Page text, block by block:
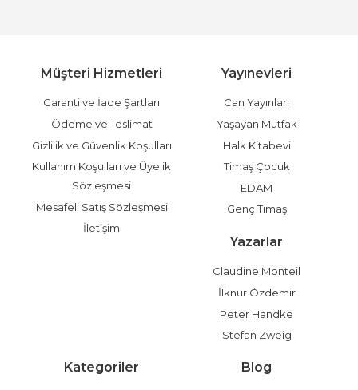
Müşteri Hizmetleri
Garanti ve İade Şartları
Ödeme ve Teslimat
Gizlilik ve Güvenlik Koşulları
Kullanım Koşulları ve Üyelik
Sözleşmesi
Mesafeli Satış Sözleşmesi
İletişim
Yayınevleri
Can Yayınları
Yaşayan Mutfak
Halk Kitabevi
Timaş Çocuk
EDAM
Genç Timaş
Yazarlar
Claudine Monteil
İlknur Özdemir
Peter Handke
Stefan Zweig
Kategoriler Blog